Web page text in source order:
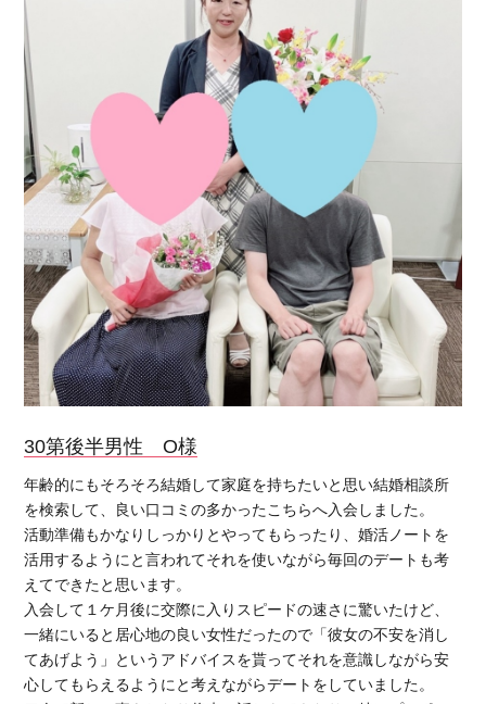
30第後半男性 O様
年齢的にもそろそろ結婚して家庭を持ちたいと思い結婚相談所
を検索して、良い口コミの多かったこちらへ入会しました。
活動準備もかなりしっかりとやってもらったり、婚活ノートを
活用するようにと言われてそれを使いながら毎回のデートも考
えてできたと思います。
入会して１ケ月後に交際に入りスピードの速さに驚いたけど、
一緒にいると居心地の良い女性だったので「彼女の不安を消し
てあげよう」というアドバイスを貰ってそれを意識しながら安
心してもらえるようにと考えながらデートをしていました。